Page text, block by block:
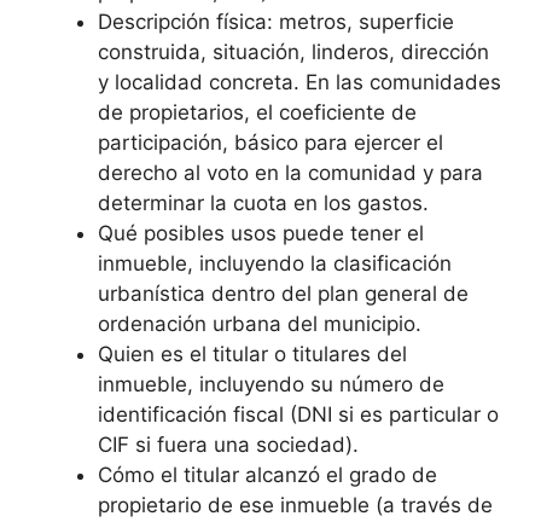
Descripción física: metros, superficie
construida, situación, linderos, dirección
y localidad concreta. En las comunidades
de propietarios, el coeficiente de
participación, básico para ejercer el
derecho al voto en la comunidad y para
determinar la cuota en los gastos.
Qué posibles usos puede tener el
inmueble, incluyendo la clasificación
urbanística dentro del plan general de
ordenación urbana del municipio.
Quien es el titular o titulares del
inmueble, incluyendo su número de
identificación fiscal (DNI si es particular o
CIF si fuera una sociedad).
Cómo el titular alcanzó el grado de
propietario de ese inmueble (a través de